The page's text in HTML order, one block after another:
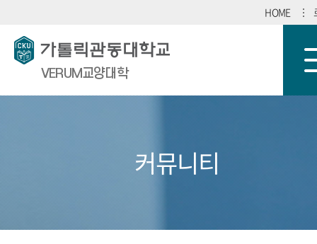
HOME
VERUM교양대학
커뮤니티